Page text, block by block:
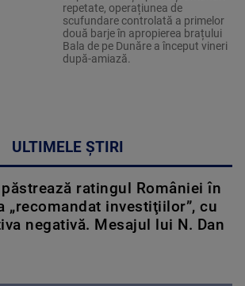
repetate, operațiunea de
scufundare controlată a primelor
două barje în apropierea brațului
Bala de pe Dunăre a început vineri
după-amiază.
ULTIMELE ȘTIRI
păstrează ratingul României în
„recomandat investiţiilor”, cu
negativă. Mesajul lui N. Dan